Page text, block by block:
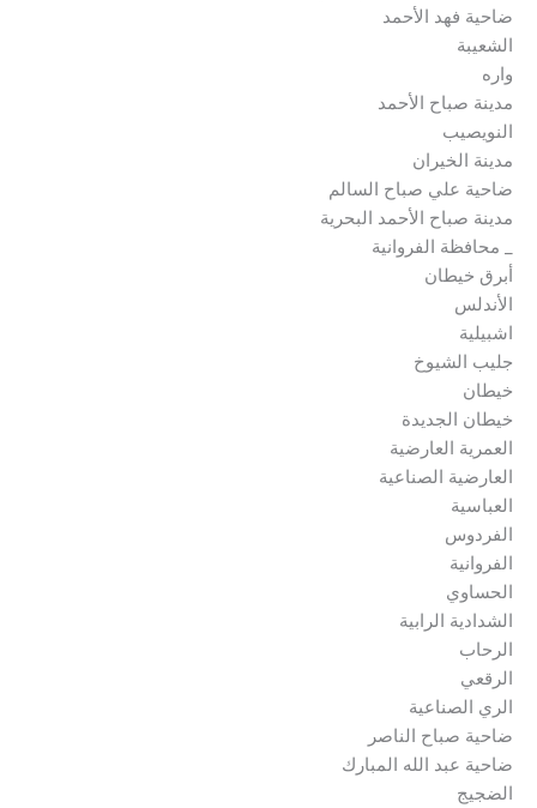
ضاحية فهد الأحمد
الشعيبة
واره
مدينة صباح الأحمد
النويصيب
مدينة الخيران
ضاحية علي صباح السالم
مدينة صباح الأحمد البحرية
_ محافظة الفروانية
أبرق خيطان
الأندلس
اشبيلية
جليب الشيوخ
خيطان
خيطان الجديدة
العمرية العارضية
العارضية الصناعية
العباسية
الفردوس
الفروانية
الحساوي
الشدادية الرابية
الرحاب
الرقعي
الري الصناعية
ضاحية صباح الناصر
ضاحية عبد الله المبارك
الضجيج